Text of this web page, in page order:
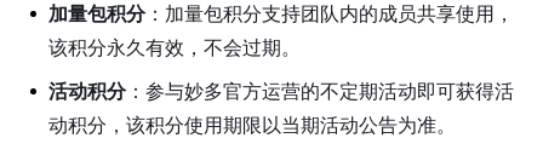
式
协
作
工
加量包积分：加量包积分支持团队内的成员共享使用，
该积分永久有效，不会过期。
活动积分：参与妙多官方运营的不定期活动即可获得活
动积分，该积分使用期限以当期活动公告为准。